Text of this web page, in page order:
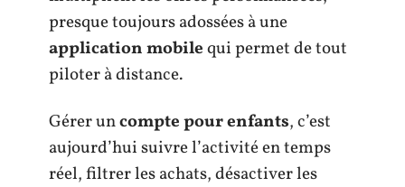
presque toujours adossées à une
application mobilequi permet de tout
piloter à distance.
Gérer uncompte pour enfants, c’est
aujourd’hui suivre l’activité en temps
réel, filtrer les achats, désactiver les